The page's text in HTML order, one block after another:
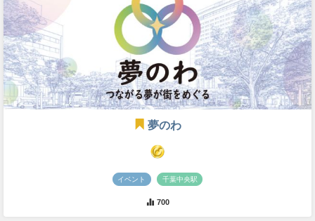
夢のわ
イベント 千葉中央駅
700